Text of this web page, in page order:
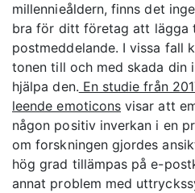
millennieåldern, finns det
bra för ditt företag att
postmeddelande. I vissa fall
tonen till och med skada din
hjälpa den. En studie från
leende emoticons visar att
någon positiv inverkan i en
om forskningen gjordes
hög grad tillämpas på e-
annat problem med